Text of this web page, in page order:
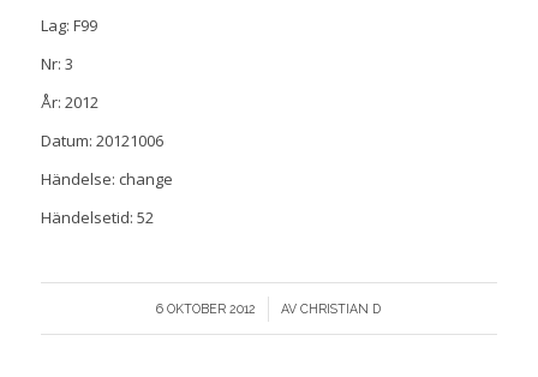
Lag: F99
Nr: 3
År: 2012
Datum: 20121006
Händelse: change
Händelsetid: 52
6 OKTOBER 2012
/ AVCHRISTIAN D